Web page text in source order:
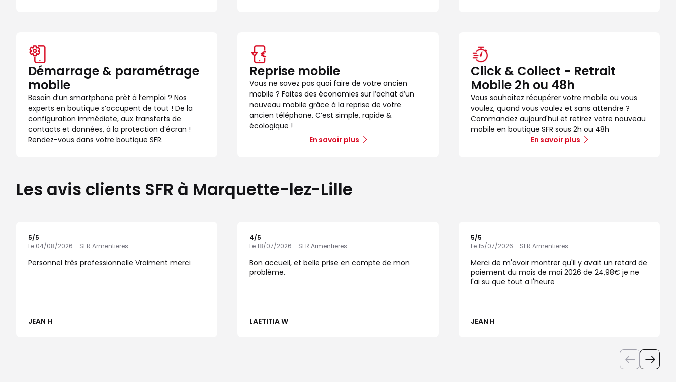
Démarrage & paramétrage
mobile
Besoin d’un smartphone prêt à l’emploi ? Nos
experts en boutique s’occupent de tout ! De la
configuration immédiate, aux transferts de
contacts et données, à la protection d’écran !
Rendez-vous dans votre boutique SFR.
Reprise mobile
Vous ne savez pas quoi faire de votre ancien
mobile ? Faites des économies sur l’achat d’un
nouveau mobile grâce à la reprise de votre
ancien téléphone. C’est simple, rapide &
écologique !
En savoir plus
Click & Collect - Retrait
Mobile 2h ou 48h
Vous souhaitez récupérer votre mobile ou vous
voulez, quand vous voulez et sans attendre ?
Commandez aujourd'hui et retirez votre nouveau
mobile en boutique SFR sous 2h ou 48h
En savoir plus
Les avis clients SFR à Marquette-lez-Lille
5/5
Le 04/08/2026 - SFR Armentieres
Personnel très professionnelle Vraiment merci
JEAN H
4/5
Le 18/07/2026 - SFR Armentieres
Bon accueil, et belle prise en compte de mon
problème.
LAETITIA W
5/5
Le 15/07/2026 - SFR Armentieres
Merci de m'avoir montrer qu'il y avait un retard de
paiement du mois de mai 2026 de 24,98€ je ne
l'ai su que tout a l'heure
JEAN H